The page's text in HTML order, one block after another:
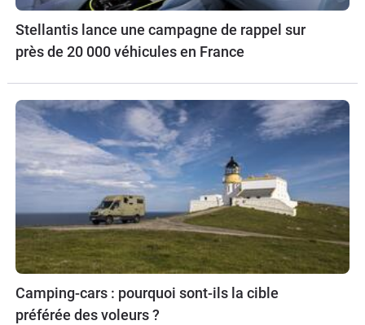
Stellantis lance une campagne de rappel sur
près de 20 000 véhicules en France
Camping-cars : pourquoi sont-ils la cible
préférée des voleurs ?